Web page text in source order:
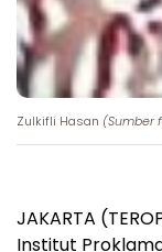
Zulkifli Hasan (Sumber
JAKARTA
Institut